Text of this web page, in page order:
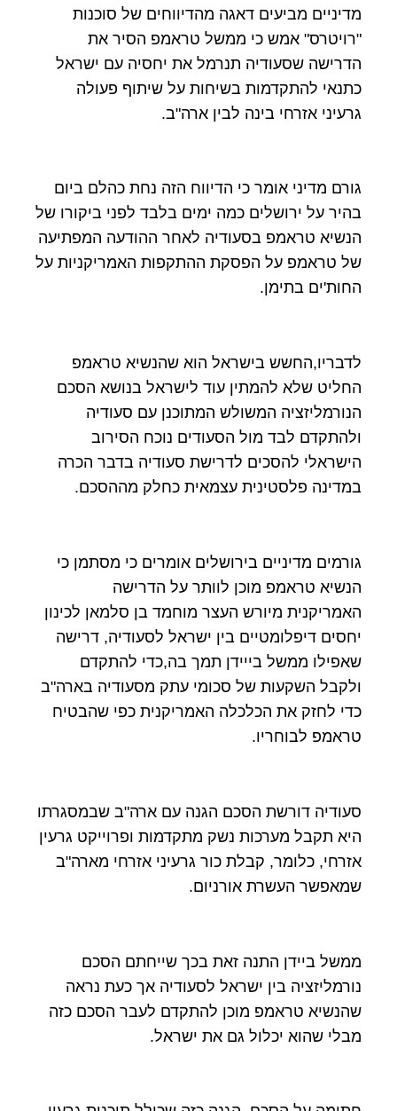
מדיניים מביעים דאגה מהדיווחים של סוכנות
"רויטרס" אמש כי ממשל טראמפ הסיר את
הדרישה שסעודיה תנרמל את יחסיה עם ישראל
כתנאי להתקדמות בשיחות על שיתוף פעולה
גרעיני אזרחי בינה לבין ארה"ב.
גורם מדיני אומר כי הדיווח הזה נחת כהלם ביום
בהיר על ירושלים כמה ימים בלבד לפני ביקורו של
הנשיא טראמפ בסעודיה לאחר ההודעה המפתיעה
של טראמפ על הפסקת ההתקפות האמריקניות על
החות'ים בתימן.
לדבריו,החשש בישראל הוא שהנשיא טראמפ
החליט שלא להמתין עוד לישראל בנושא הסכם
הנורמליזציה המשולש המתוכנן עם סעודיה
ולהתקדם לבד מול הסעודים נוכח הסירוב
הישראלי להסכים לדרישת סעודיה בדבר הכרה
במדינה פלסטינית עצמאית כחלק מההסכם.
גורמים מדיניים בירושלים אומרים כי מסתמן כי
הנשיא טראמפ מוכן לוותר על הדרישה
האמריקנית מיורש העצר מוחמד בן סלמאן לכינון
יחסים דיפלומטיים בין ישראל לסעודיה, דרישה
שאפילו ממשל בייידן תמך בה,כדי להתקדם
ולקבל השקעות של סכומי עתק מסעודיה בארה"ב
כדי לחזק את הכלכלה האמריקנית כפי שהבטיח
טראמפ לבוחריו.
סעודיה דורשת הסכם הגנה עם ארה"ב שבמסגרתו
היא תקבל מערכות נשק מתקדמות ופרוייקט גרעין
אזרחי, כלומר, קבלת כור גרעיני אזרחי מארה"ב
שמאפשר העשרת אורניום.
ממשל ביידן התנה זאת בכך שייחתם הסכם
נורמליזציה בין ישראל לסעודיה אך כעת נראה
שהנשיא טראמפ מוכן להתקדם לעבר הסכם כזה
מבלי שהוא יכלול גם את ישראל.